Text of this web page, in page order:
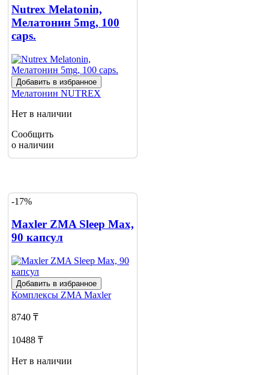
Nutrex Melatonin,
Мелатонин 5mg, 100
caps.
Добавить в избранное
Мелатонин NUTREX
Нет в наличии
Сообщить
о наличии
-17%
Maxler ZMA Sleep Max,
90 капсул
Добавить в избранное
Комплексы ZMA Maxler
8740 ₸
10488 ₸
Нет в наличии